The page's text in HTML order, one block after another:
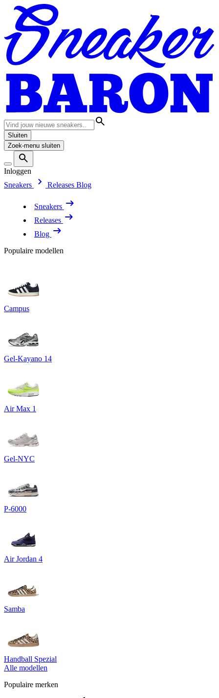
Sluiten
Zoek-menu sluiten
Inloggen
Sneakers
Releases Blog
Sneakers
Releases
Blog
Populaire modellen
Campus
Gel-Kayano 14
Air Max 1
Gel-NYC
P-6000
Air Jordan 4
Samba
Handball Spezial
Alle modellen
Populaire merken